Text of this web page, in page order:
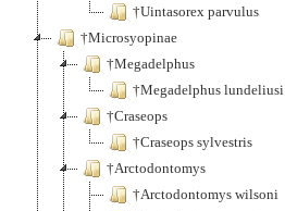
†Uintasorex parvulus
†Microsyopinae
†Megadelphus
†Megadelphus lundeliusi
†Craseops
†Craseops sylvestris
†Arctodontomys
†Arctodontomys wilsoni